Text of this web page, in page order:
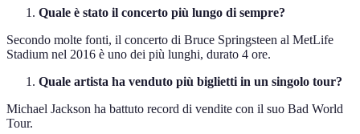
Quale è stato il concerto più lungo di sempre?
Secondo molte fonti, il concerto di Bruce Springsteen al MetLife
Stadium nel 2016 è uno dei più lunghi, durato 4 ore.
Quale artista ha venduto più biglietti in un singolo tour?
Michael Jackson ha battuto record di vendite con il suo Bad World
Tour.